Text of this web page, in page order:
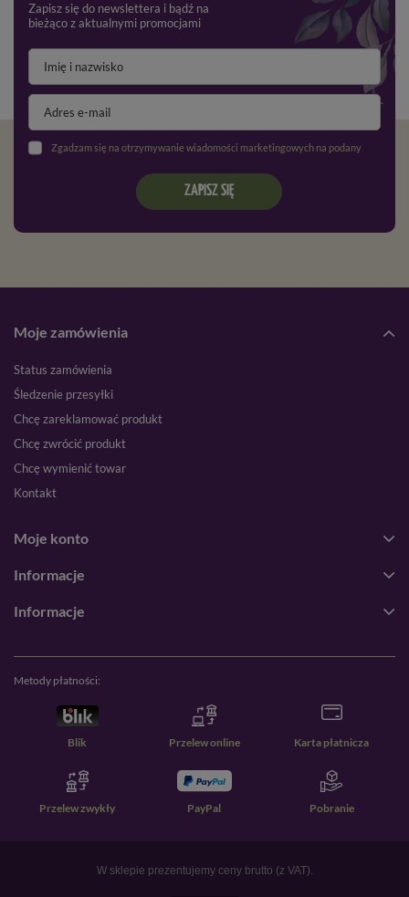
Zapisz się do newslettera i bądź na
bieżąco z aktualnymi promocjami
Zgadzam się na otrzymywanie wiadomości marketingowych na podany adres e-mail oraz przetwarzanie danych osobowych zgodnie z
ZAPISZ SIĘ
Moje zamówienia
Status zamówienia
Śledzenie przesyłki
Chcę zareklamować produkt
Chcę zwrócić produkt
Chcę wymienić towar
Kontakt
Moje konto
Informacje
Informacje
Metody płatności:
Blik Przelew online Karta płatnicza
Przelew zwykły PayPal Pobranie
W sklepie prezentujemy ceny brutto (z VAT).